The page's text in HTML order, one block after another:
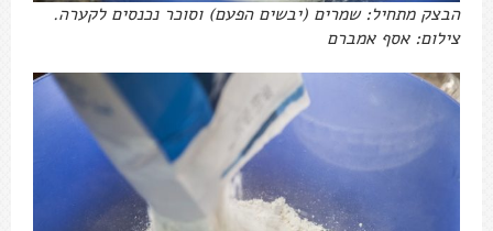
הבצק מתחיל: שמרים (יבשים הפעם) וסוכר נכנסים לקערה.
צילום: אסף אמברם